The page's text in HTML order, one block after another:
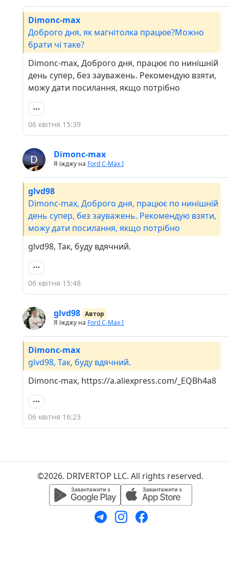
Dimonc-max
Доброго дня, як магнітолка працюе?Можно
брати чі таке?
Dimonc-max, Доброго дня, працює по нинішній
день супер, без зауважень. Рекомендую взяти,
можу дати посилання, якщо потрібно
06 квітня 15:39
Dimonc-max
Я їжджу на Ford C-Max I
glvd98
Dimonc-max, Доброго дня, працює по нинішній
день супер, без зауважень. Рекомендую взяти,
можу дати посилання, якщо потрібно
glvd98, Так, буду вдячний.
06 квітня 15:48
glvd98 Автор
Я їжджу на Ford C-Max I
Dimonc-max
glvd98, Так, буду вдячний.
Dimonc-max, https://a.aliexpress.com/_EQBh4a8
06 квітня 16:23
©2026. DRIVERTOP LLC. All rights reserved.